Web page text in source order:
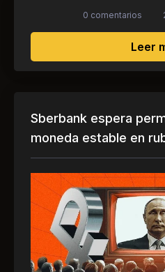
Leer
0 comentarios
Sberbank espera
moneda estable en